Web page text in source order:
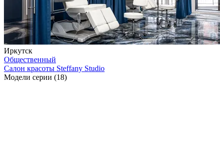
Иркутск
Общественный
Салон красоты Steffany Studio
Модели серии (18)